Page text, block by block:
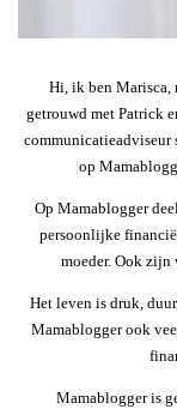
Hi, ik ben Marisca,
getrouwd met Patrick
communicatieadviseur
op
Op Mamablogger
persoonlijke
moeder. Ook zijn
Het leven is druk,
Mamablogger ook
Mamablogger is